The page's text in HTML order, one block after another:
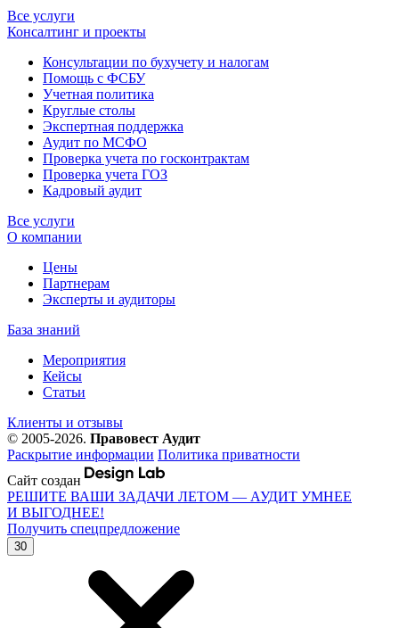
Все услуги
Консалтинг и проекты
Консультации по бухучету и налогам
Помощь с ФСБУ
Учетная политика
Круглые столы
Экспертная поддержка
Аудит по МСФО
Проверка учета по госконтрактам
Проверка учета ГОЗ
Кадровый аудит
Все услуги
О компании
Цены
Партнерам
Эксперты и аудиторы
База знаний
Мероприятия
Кейсы
Статьи
Клиенты и отзывы
© 2005-2026. Правовест Аудит
Раскрытие информации Политика приватности
Сайт создан
РЕШИТЕ ВАШИ ЗАДАЧИ ЛЕТОМ — АУДИТ УМНЕЕ
И ВЫГОДНЕЕ!
Получить спецпредложение
30